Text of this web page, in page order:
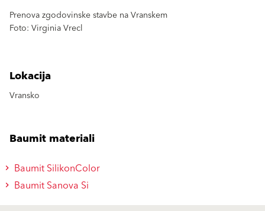
Prenova zgodovinske stavbe na Vranskem
Foto: Virginia Vrecl
Lokacija
Vransko
Baumit materiali
Baumit SilikonColor
Baumit Sanova Si